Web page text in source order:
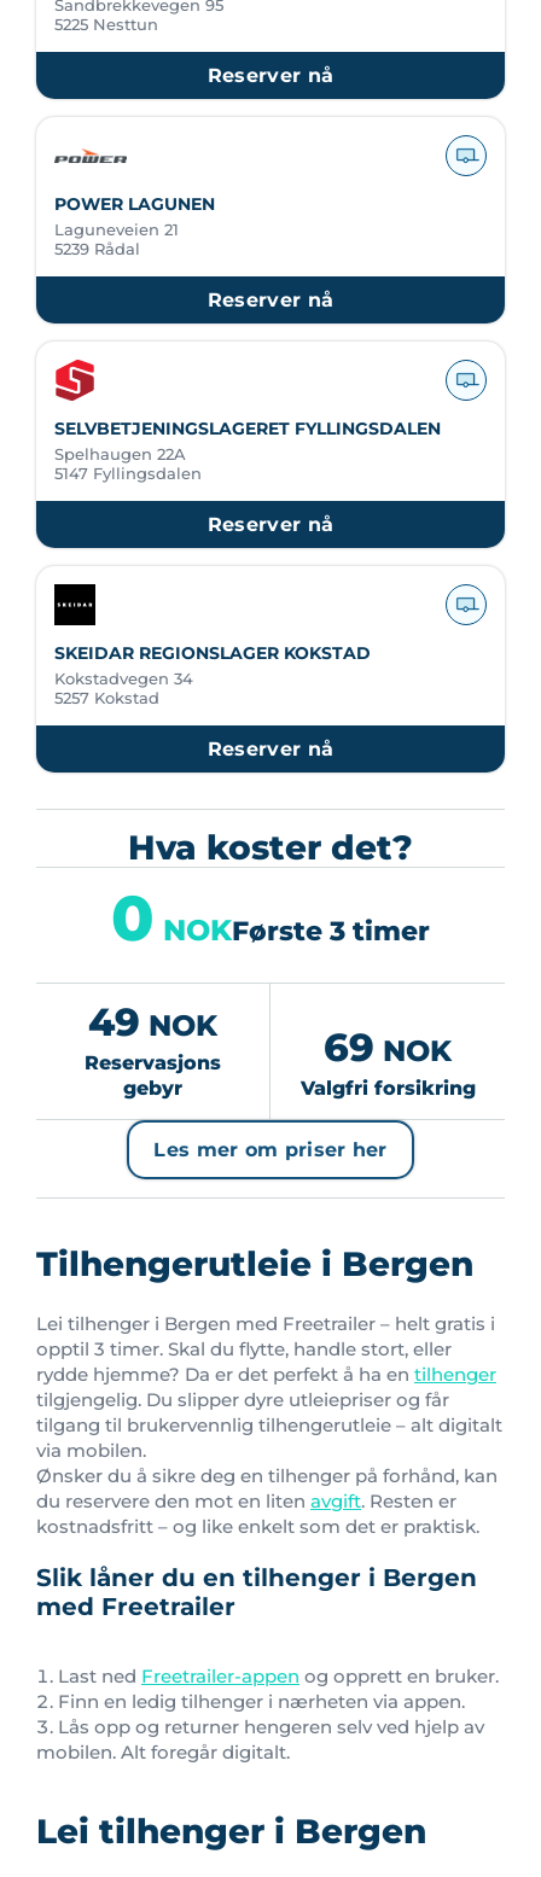
Sandbrekkevegen 95
5225 Nesttun
Reserver nå
POWER LAGUNEN
Laguneveien 21
5239 Rådal
Reserver nå
SELVBETJENINGSLAGERET FYLLINGSDALEN
Spelhaugen 22A
5147 Fyllingsdalen
Reserver nå
SKEIDAR REGIONSLAGER KOKSTAD
Kokstadvegen 34
5257 Kokstad
Reserver nå
Hva koster det?
49 NOK
Reservasjons
gebyr
0 NOKFørste 3 timer
69 NOK
Valgfri forsikring
Les mer om priser her
Tilhengerutleie i Bergen
Lei tilhenger i Bergen med Freetrailer – helt gratis i
opptil 3 timer. Skal du flytte, handle stort, eller
rydde hjemme? Da er det perfekt å ha en tilhenger
tilgjengelig. Du slipper dyre utleiepriser og får
tilgang til brukervennlig tilhengerutleie – alt digitalt
via mobilen.
Ønsker du å sikre deg en tilhenger på forhånd, kan
du reservere den mot en liten avgift. Resten er
kostnadsfritt – og like enkelt som det er praktisk.
Slik låner du en tilhenger i Bergen
med Freetrailer
Last ned Freetrailer-appen og opprett en bruker.
Finn en ledig tilhenger i nærheten via appen.
Lås opp og returner hengeren selv ved hjelp av
mobilen. Alt foregår digitalt.
Lei tilhenger i Bergen